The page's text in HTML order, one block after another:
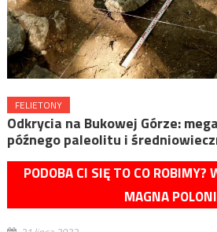
FELIETONY
Odkrycia na Bukowej Górze:
późnego paleolitu i
PODOBA CI SIĘ TO CO ROBIMY?
MAGNA